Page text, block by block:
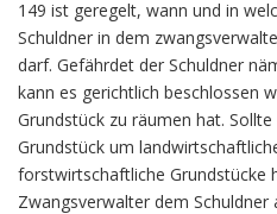
149 ist geregelt, wann und in
Schuldner in dem
darf. Gefährdet der Schuldner
kann es gerichtlich beschlossen
Grundstück zu räumen hat.
Grundstück um
forstwirtschaftliche Grundstücke
Zwangsverwalter dem Schuldner